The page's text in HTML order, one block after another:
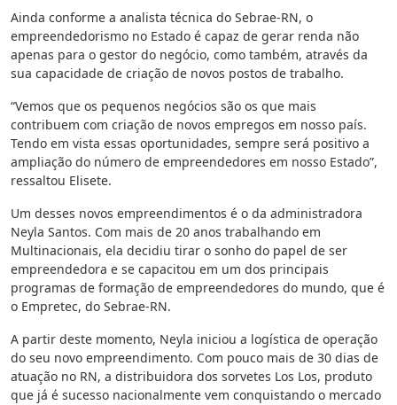
Ainda conforme a analista técnica do Sebrae-RN, o
empreendedorismo no Estado é capaz de gerar renda não
apenas para o gestor do negócio, como também, através da
sua capacidade de criação de novos postos de trabalho.
“Vemos que os pequenos negócios são os que mais
contribuem com criação de novos empregos em nosso país.
Tendo em vista essas oportunidades, sempre será positivo a
ampliação do número de empreendedores em nosso Estado”,
ressaltou Elisete.
Um desses novos empreendimentos é o da administradora
Neyla Santos. Com mais de 20 anos trabalhando em
Multinacionais, ela decidiu tirar o sonho do papel de ser
empreendedora e se capacitou em um dos principais
programas de formação de empreendedores do mundo, que é
o Empretec, do Sebrae-RN.
A partir deste momento, Neyla iniciou a logística de operação
do seu novo empreendimento. Com pouco mais de 30 dias de
atuação no RN, a distribuidora dos sorvetes Los Los, produto
que já é sucesso nacionalmente vem conquistando o mercado